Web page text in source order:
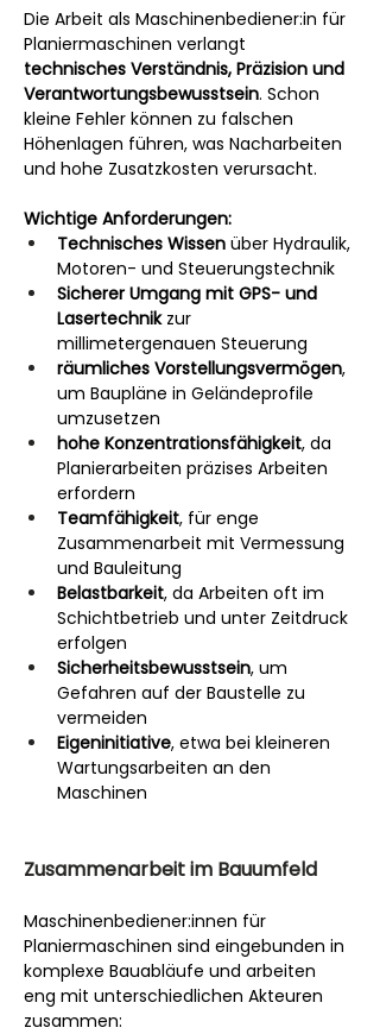
Die Arbeit als Maschinenbediener:in für
Planiermaschinen verlangt
technisches Verständnis, Präzision und
Verantwortungsbewusstsein. Schon
kleine Fehler können zu falschen
Höhenlagen führen, was Nacharbeiten
und hohe Zusatzkosten verursacht.
Wichtige Anforderungen:
Technisches Wissen über Hydraulik,
Motoren- und Steuerungstechnik
Sicherer Umgang mit GPS- und
Lasertechnik zur
millimetergenauen Steuerung
räumliches Vorstellungsvermögen,
um Baupläne in Geländeprofile
umzusetzen
hohe Konzentrationsfähigkeit, da
Planierarbeiten präzises Arbeiten
erfordern
Teamfähigkeit, für enge
Zusammenarbeit mit Vermessung
und Bauleitung
Belastbarkeit, da Arbeiten oft im
Schichtbetrieb und unter Zeitdruck
erfolgen
Sicherheitsbewusstsein, um
Gefahren auf der Baustelle zu
vermeiden
Eigeninitiative, etwa bei kleineren
Wartungsarbeiten an den
Maschinen
Zusammenarbeit im Bauumfeld
Maschinenbediener:innen für
Planiermaschinen sind eingebunden in
komplexe Bauabläufe und arbeiten
eng mit unterschiedlichen Akteuren
zusammen: